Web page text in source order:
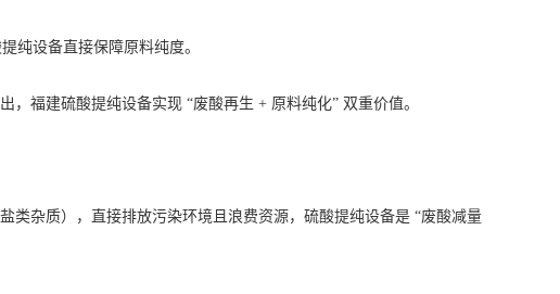
纯设备直接保障原料纯度。
， 福建硫酸提纯设备实现 “废酸再生 + 原料纯化” 双重价值。
杂质），直接排放污染环境且浪费资源，硫酸提纯设备是 “废酸减量